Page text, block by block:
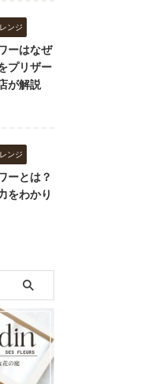
ンジ
ーはなぜ
プリザー
が解説
ンジ
ーとは？
をわかり